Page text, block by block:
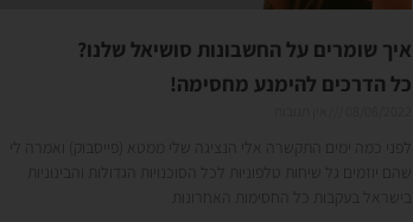
איך שומרים על החשבונות סושיאל שלנו?
כל הדרכים להימנע מחסימה!
לפני כמה ימים התקשרה אלי הנציגה שלי ממטא (פייסבוק) ואמרה לי
שהם יוזמים גל שיחות טלפוניות לכל הסוכנויות הגדולות והבינוניות
בישראל בעקבות כל החסימות האחרונות